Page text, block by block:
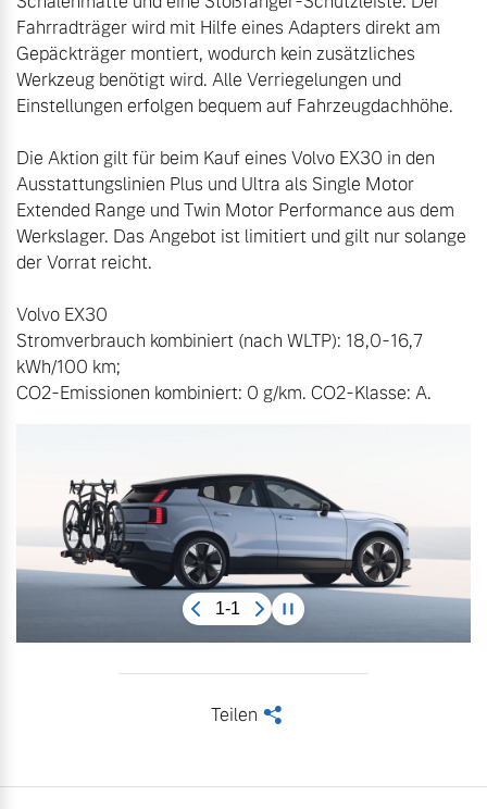
Fahrradträger wird mit Hilfe eines Adapters direkt am
Gepäckträger montiert, wodurch kein zusätzliches
Werkzeug benötigt wird. Alle Verriegelungen und
Einstellungen erfolgen bequem auf Fahrzeugdachhöhe.
Die Aktion gilt für beim Kauf eines Volvo EX30 in den
Ausstattungslinien Plus und Ultra als Single Motor
Extended Range und Twin Motor Performance aus dem
Werkslager. Das Angebot ist limitiert und gilt nur solange
der Vorrat reicht.
Volvo EX30
Stromverbrauch kombiniert (nach WLTP): 18,0-16,7
kWh/100 km;
CO2-Emissionen kombiniert: 0 g/km. CO2-Klasse: A.
1-1
Teilen <